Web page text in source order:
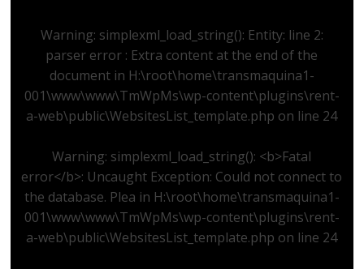
Warning: simplexml_load_string(): Entity: line 2:
parser error : Extra content at the end of the
document in H:\root\home\transmaquina1-
001\www\www\TmWpMs\wp-content\plugins\rent-
a-web\public\WebsitesList_template.php on line 24
Warning: simplexml_load_string(): <b>Fatal
error</b>: Uncaught Exception: Could not connect to
the database. Plea in H:\root\home\transmaquina1-
001\www\www\TmWpMs\wp-content\plugins\rent-
a-web\public\WebsitesList_template.php on line 24